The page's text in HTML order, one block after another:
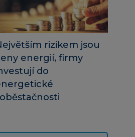
rizikem jsou
energií, firmy
do